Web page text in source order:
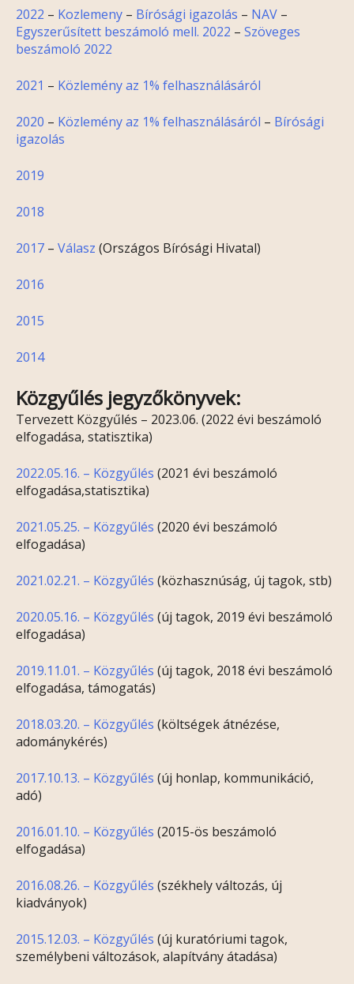
2022 – Kozlemeny – Bírósági igazolás – NAV –
Egyszerűsített beszámoló mell. 2022 – Szöveges
beszámoló 2022
2021 – Közlemény az 1% felhasználásáról
2020 – Közlemény az 1% felhasználásáról – Bírósági
igazolás
2019
2018
2017 – Válasz (Országos Bírósági Hivatal)
2016
2015
2014
Közgyűlés jegyzőkönyvek:
Tervezett Közgyűlés – 2023.06. (2022 évi beszámoló
elfogadása, statisztika)
2022.05.16. – Közgyűlés (2021 évi beszámoló
elfogadása,statisztika)
2021.05.25. – Közgyűlés (2020 évi beszámoló
elfogadása)
2021.02.21. – Közgyűlés (közhasznúság, új tagok, stb)
2020.05.16. – Közgyűlés (új tagok, 2019 évi beszámoló
elfogadása)
2019.11.01. – Közgyűlés (új tagok, 2018 évi beszámoló
elfogadása, támogatás)
2018.03.20. – Közgyűlés (költségek átnézése,
adománykérés)
2017.10.13. – Közgyűlés (új honlap, kommunikáció,
adó)
2016.01.10. – Közgyűlés (2015-ös beszámoló
elfogadása)
2016.08.26. – Közgyűlés (székhely változás, új
kiadványok)
2015.12.03. – Közgyűlés (új kuratóriumi tagok,
személybeni változások, alapítvány átadása)